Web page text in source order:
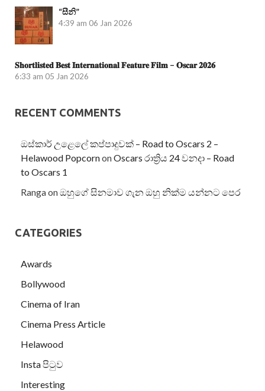
“සීනි”
4:39 am 06 Jan 2026
𝐒𝐡𝐨𝐫𝐭𝐥𝐢𝐬𝐭𝐞𝐝 𝐁𝐞𝐬𝐭 𝐈𝐧𝐭𝐞𝐫𝐧𝐚𝐭𝐢𝐨𝐧𝐚𝐥 𝐅𝐞𝐚𝐭𝐮𝐫𝐞 𝐅𝐢𝐥𝐦 – 𝐎𝐬𝐜𝐚𝐫 𝟐𝟎𝟐𝟔
6:33 am 05 Jan 2026
RECENT COMMENTS
ඔස්කාර් උළෙලේ කප්පාදුවක් – Road to Oscars 2 –
Helawood PopcornonOscars රාත්‍රිය 24 වනදා – Road
to Oscars 1
Rangaonඔහුගේ සිනමාව ගැන ඔහු නික්ම යන්නට පෙර
CATEGORIES
Awards
Bollywood
Cinema of Iran
Cinema Press Article
Helawood
Insta පිටුව
Interesting